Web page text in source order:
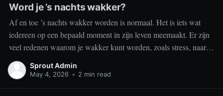
Word je ’s nachts wakker?
Af en toe ’s nachts wakker worden is normaal. Het is iets wat
iedereen op een bepaald moment in zijn leven meemaakt. Er zijn
veel redenen waarom je wakker kunt worden, zoals stress, naar
het toilet moeten, je omgeving of medische aandoeningen die je
slaap beïnvloeden. Dit is geen probleem
Sprout Admin
May 4, 2026 • 2 min read